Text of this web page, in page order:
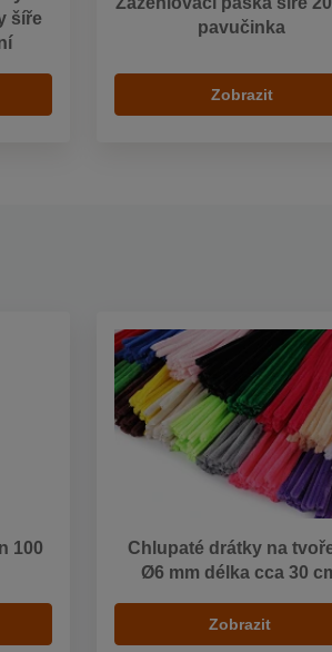
šíře
pavučinka
Zobrazit
100
Chlupaté drátky na
Ø6 mm délka cca 30
Zobrazit